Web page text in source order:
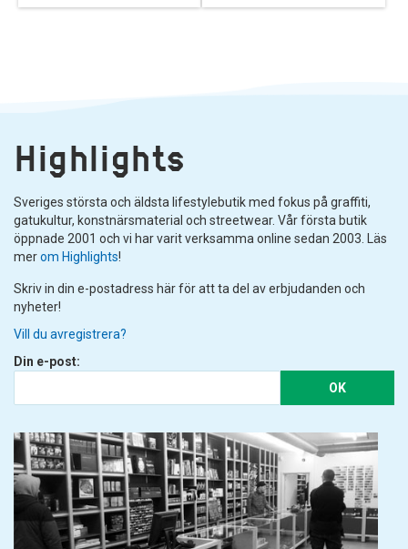
Highlights
Sveriges största och äldsta lifestylebutik med fokus på graffiti,
gatukultur, konstnärsmaterial och streetwear. Vår första butik
öppnade 2001 och vi har varit verksamma online sedan 2003. Läs
merom Highlights!
Skriv in din e-postadress här för att ta del av erbjudanden och
nyheter!
Vill du avregistrera?
Din e-post:
OK